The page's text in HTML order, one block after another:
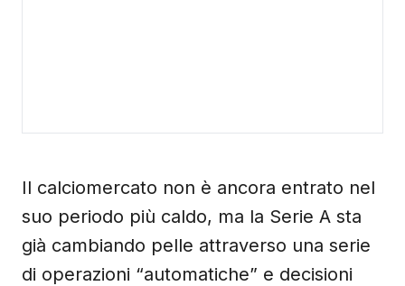
Il calciomercato non è ancora entrato nel
suo periodo più caldo, ma la Serie A sta
già cambiando pelle attraverso una serie
di operazioni “automatiche” e decisioni